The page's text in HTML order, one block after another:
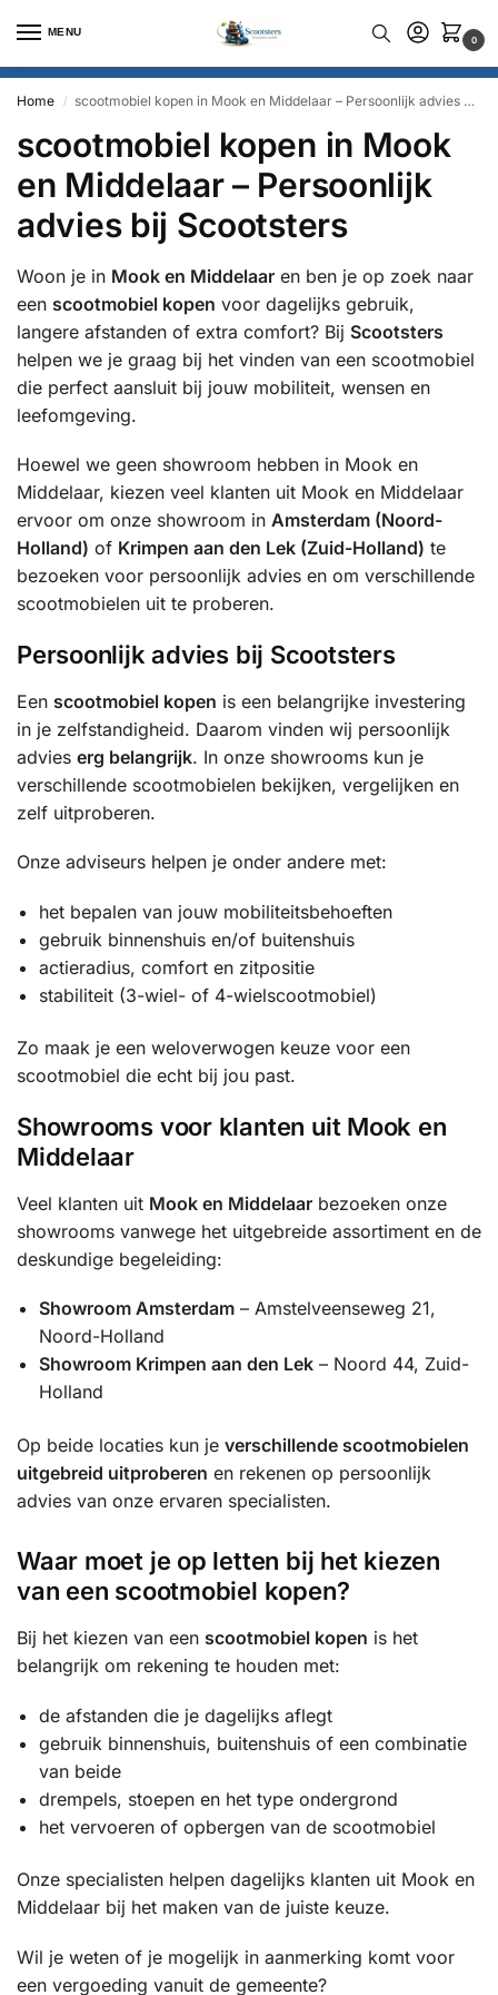
MENU
0
Home / scootmobiel kopen in Mook en Middelaar – Persoonlijk advies bij Scootsters
scootmobiel kopen in Mook
en Middelaar – Persoonlijk
advies bij Scootsters
Woon je in Mook en Middelaar en ben je op zoek naar
een scootmobiel kopen voor dagelijks gebruik,
langere afstanden of extra comfort? Bij Scootsters
helpen we je graag bij het vinden van een scootmobiel
die perfect aansluit bij jouw mobiliteit, wensen en
leefomgeving.
Hoewel we geen showroom hebben in Mook en
Middelaar, kiezen veel klanten uit Mook en Middelaar
ervoor om onze showroom in Amsterdam (Noord-
Holland) of Krimpen aan den Lek (Zuid-Holland) te
bezoeken voor persoonlijk advies en om verschillende
scootmobielen uit te proberen.
Persoonlijk advies bij Scootsters
Een scootmobiel kopen is een belangrijke investering
in je zelfstandigheid. Daarom vinden wij persoonlijk
advies erg belangrijk. In onze showrooms kun je
verschillende scootmobielen bekijken, vergelijken en
zelf uitproberen.
Onze adviseurs helpen je onder andere met:
het bepalen van jouw mobiliteitsbehoeften
gebruik binnenshuis en/of buitenshuis
actieradius, comfort en zitpositie
stabiliteit (3-wiel- of 4-wielscootmobiel)
Zo maak je een weloverwogen keuze voor een
scootmobiel die echt bij jou past.
Showrooms voor klanten uit Mook en
Middelaar
Veel klanten uit Mook en Middelaar bezoeken onze
showrooms vanwege het uitgebreide assortiment en de
deskundige begeleiding:
Showroom Amsterdam – Amstelveenseweg 21,
Noord-Holland
Showroom Krimpen aan den Lek – Noord 44, Zuid-
Holland
Op beide locaties kun je verschillende scootmobielen
uitgebreid uitproberen en rekenen op persoonlijk
advies van onze ervaren specialisten.
Waar moet je op letten bij het kiezen
van een scootmobiel kopen?
Bij het kiezen van een scootmobiel kopen is het
belangrijk om rekening te houden met:
de afstanden die je dagelijks aflegt
gebruik binnenshuis, buitenshuis of een combinatie
van beide
drempels, stoepen en het type ondergrond
het vervoeren of opbergen van de scootmobiel
Onze specialisten helpen dagelijks klanten uit Mook en
Middelaar bij het maken van de juiste keuze.
Wil je weten of je mogelijk in aanmerking komt voor
een vergoeding vanuit de gemeente?